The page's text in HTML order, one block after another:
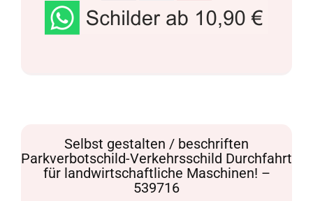
Selbst gestalten / beschriften
Parkverbotschild-Verkehrsschild Durchfahrt
für landwirtschaftliche Maschinen! –
539716